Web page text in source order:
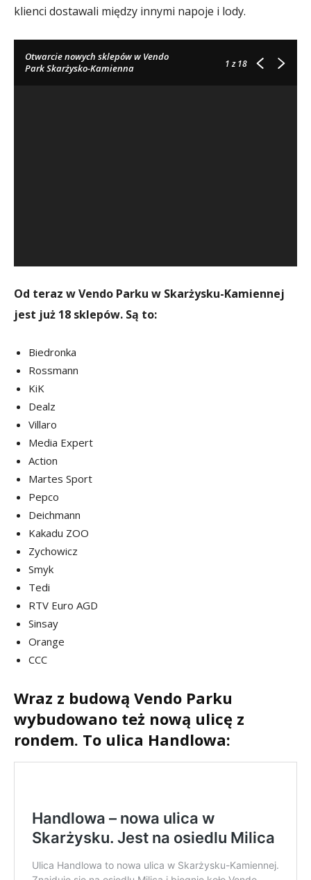
klienci dostawali między innymi napoje i lody.
Otwarcie nowych sklepów w Vendo
Park Skarżysko-Kamienna
1z 18
Od teraz w Vendo Parku w Skarżysku-Kamiennej
jest już 18 sklepów. Są to:
Biedronka
Rossmann
KiK
Dealz
Villaro
Media Expert
Action
Martes Sport
Pepco
Deichmann
Kakadu ZOO
Zychowicz
Smyk
Tedi
RTV Euro AGD
Sinsay
Orange
CCC
Wraz z budową Vendo Parku
wybudowano też nową ulicę z
rondem. To ulica Handlowa: